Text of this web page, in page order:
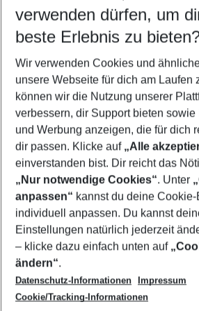
Wähle deinen Reisezeitraum
5-8 Nächte
2 Erwachsene Keine Kinder
Mehr Filter anzeigen
Footer
Footer navigation
Über uns
AGB
Bestpreisgarantie
Cookie-Einstellungen ändern
Cookie-Richtlinie
Agenturbetreuung
Barrierefreies Reisen
Folge uns
verwenden dürfen, um
beste Erlebnis zu
Wir verwenden Cookies und
unsere Webseite für dich am Laufen
können wir die Nutzung unserer
verbessern, dir Support bieten sowie
und Werbung anzeigen, die für dich
dir passen. Klicke auf „Alle
einverstanden bist. Dir reicht das
„Nur notwendige Cookies“. Unter
anpassen“ kannst du deine
individuell anpassen. Du kannst
Einstellungen natürlich jederzeit
– klicke dazu einfach unten auf
ändern“.
Datenschutz-Informationen
Impressum
Cookie/Tracking-Informationen